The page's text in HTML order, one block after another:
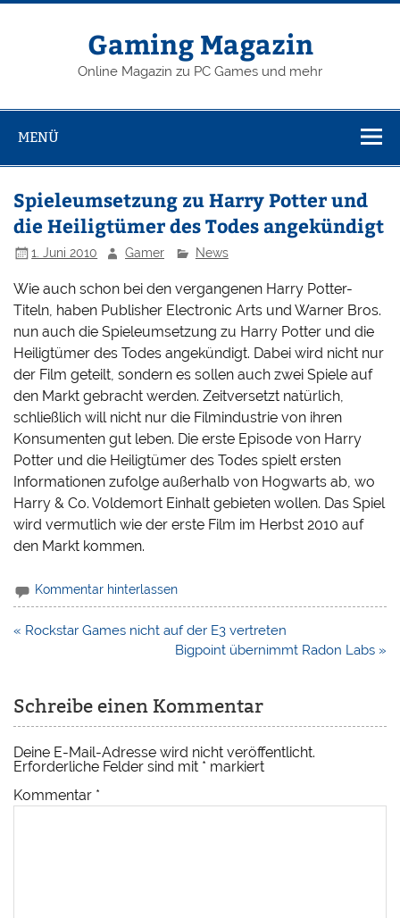
Zum
Gaming Magazin
Online Magazin zu PC Games und mehr
MENÜ
Spieleumsetzung zu Harry Potter und
die Heiligtümer des Todes angekündigt
1. Juni 2010 Gamer News
Wie auch schon bei den vergangenen Harry Potter-
Titeln, haben Publisher Electronic Arts und Warner Bros.
nun auch die Spieleumsetzung zu Harry Potter und die
Heiligtümer des Todes angekündigt. Dabei wird nicht nur
der Film geteilt, sondern es sollen auch zwei Spiele auf
den Markt gebracht werden. Zeitversetzt natürlich,
schließlich will nicht nur die Filmindustrie von ihren
Konsumenten gut leben. Die erste Episode von Harry
Potter und die Heiligtümer des Todes spielt ersten
Informationen zufolge außerhalb von Hogwarts ab, wo
Harry & Co. Voldemort Einhalt gebieten wollen. Das Spiel
wird vermutlich wie der erste Film im Herbst 2010 auf
den Markt kommen.
Kommentar hinterlassen
Beitragsnavigation
« Rockstar Games nicht auf der E3 vertreten
Bigpoint übernimmt Radon Labs »
Schreibe einen Kommentar
Deine E-Mail-Adresse wird nicht veröffentlicht.
Erforderliche Felder sind mit * markiert
Kommentar *